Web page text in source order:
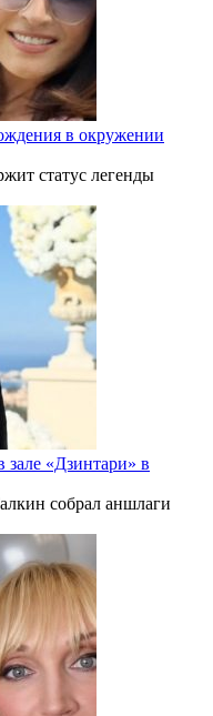
в окружении
статус легенды
«Дзинтари» в
собрал аншлаги